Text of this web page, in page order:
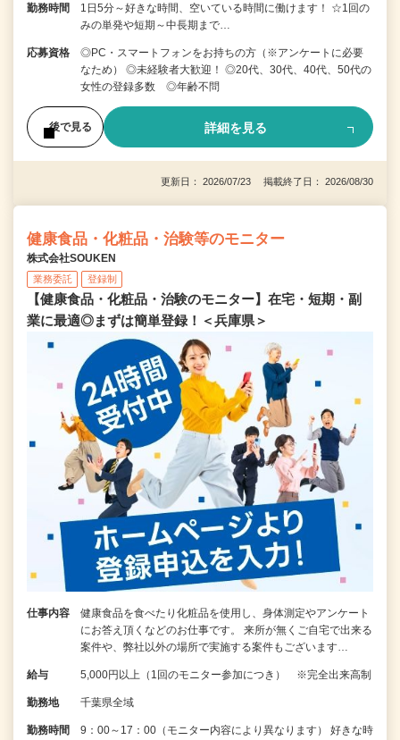
勤務時間
1日5分～好きな時間、空いている時間に働けます！ ☆1回の
みの単発や短期～中長期まで…
応募資格
◎PC・スマートフォンをお持ちの方（※アンケートに必要
なため） ◎未経験者大歓迎！ ◎20代、30代、40代、50代の
女性の登録多数 ◎年齢不問
後で見る 詳細を見る
更新日： 2026/07/23 掲載終了日： 2026/08/30
健康食品・化粧品・治験等のモニター
株式会社SOUKEN
業務委託 登録制
【健康食品・化粧品・治験のモニター】在宅・短期・副
業に最適◎まずは簡単登録！＜兵庫県＞
仕事内容
健康食品を食べたり化粧品を使用し、身体測定やアンケート
にお答え頂くなどのお仕事です。 来所が無くご自宅で出来る
案件や、弊社以外の場所で実施する案件もございます…
給与 5,000円以上（1回のモニター参加につき） ※完全出来高制
勤務地 千葉県全域
勤務時間
9：00～17：00（モニター内容により異なります） 好きな時